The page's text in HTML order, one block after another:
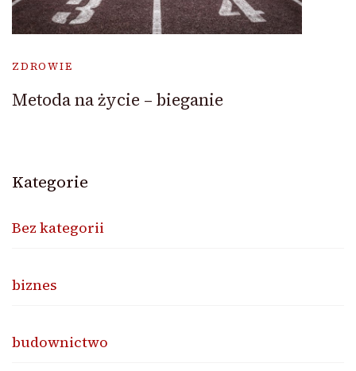
ZDROWIE
Metoda na życie – bieganie
Kategorie
Bez kategorii
biznes
budownictwo